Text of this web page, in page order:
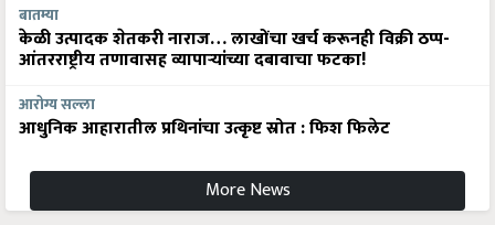
बातम्या
केळी उत्पादक शेतकरी नाराज… लाखोंचा खर्च करूनही विक्री ठप्प-
आंतरराष्ट्रीय तणावासह व्यापाऱ्यांच्या दबावाचा फटका!
आरोग्य सल्ला
आधुनिक आहारातील प्रथिनांचा उत्कृष्ट स्रोत : फिश फिलेट
More News